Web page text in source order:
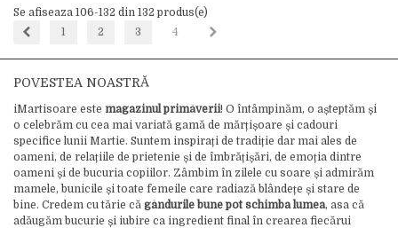
Se afiseaza 106-132 din 132 produs(e)
Inapoi1 2 3 4
POVESTEA NOASTRĂ
iMartisoare este magazinul primăverii! O întâmpinăm, o așteptăm și
o celebrăm cu cea mai variată gamă de mărțișoare și cadouri
specifice lunii Martie. Suntem inspirați de tradiție dar mai ales de
oameni, de relațiile de prietenie și de îmbrățișări, de emoția dintre
oameni și de bucuria copiilor. Zâmbim în zilele cu soare și admirăm
mamele, bunicile și toate femeile care radiază blândețe și stare de
bine. Credem cu tărie că gândurile bune pot schimba lumea, asa că
adăugăm bucurie și iubire ca ingredient final în crearea fiecărui